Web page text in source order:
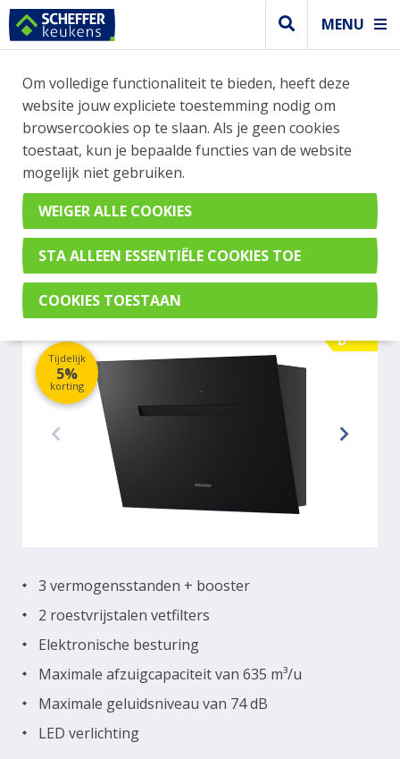
MENU
WEBSHOP BESTELLINGEN
Je kan tijdelijk geen bestelling plaatsen. Wil je je
vast oriënteren? Vergelijk eenvoudig apparaten
en merken met elkaar. Klik hier voor meer
informatie.
Afzuigkap
MIELE DAH1650OBSW
Tijdelijk
5%
korting
B
3 vermogensstanden + booster
2 roestvrijstalen vetfilters
Elektronische besturing
Maximale afzuigcapaciteit van 635 m³/u
Maximale geluidsniveau van 74 dB
LED verlichting
Om volledige functionaliteit te bieden, heeft deze
website jouw expliciete toestemming nodig om
browsercookies op te slaan. Als je geen cookies
toestaat, kun je bepaalde functies van de website
mogelijk niet gebruiken.